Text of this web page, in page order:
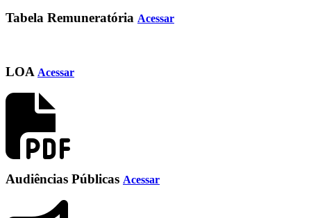
Tabela Remuneratória Acessar
LOA Acessar
Audiências Públicas Acessar